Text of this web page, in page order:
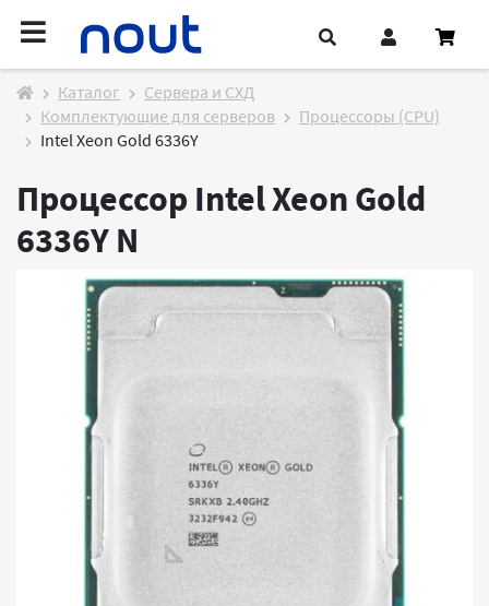
Каталог
Cервера и СХД
Комплектующие для серверов
Процессоры (CPU)
Intel Xeon Gold 6336Y
Процессор Intel Xeon Gold
6336Y N